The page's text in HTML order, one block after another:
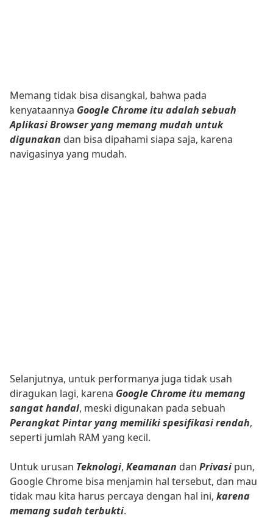
Memang tidak bisa disangkal, bahwa pada
kenyataannya Google Chrome itu adalah sebuah
Aplikasi Browser yang memang mudah untuk
digunakan dan bisa dipahami siapa saja, karena
navigasinya yang mudah.
Selanjutnya, untuk performanya juga tidak usah
diragukan lagi, karena Google Chrome itu memang
sangat handal, meski digunakan pada sebuah
Perangkat Pintar yang memiliki spesifikasi rendah,
seperti jumlah RAM yang kecil.
Untuk urusan Teknologi, Keamanan dan Privasi pun,
Google Chrome bisa menjamin hal tersebut, dan mau
tidak mau kita harus percaya dengan hal ini, karena
memang sudah terbukti.